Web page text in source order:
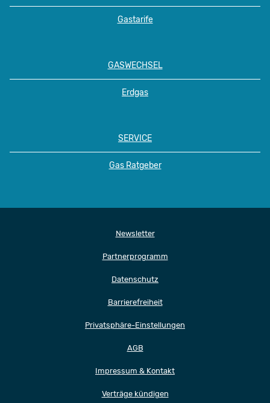
Gastarife
GASWECHSEL
Erdgas
SERVICE
Gas Ratgeber
Newsletter
Partnerprogramm
Datenschutz
Barrierefreiheit
Privatsphäre-Einstellungen
AGB
Impressum & Kontakt
Verträge kündigen